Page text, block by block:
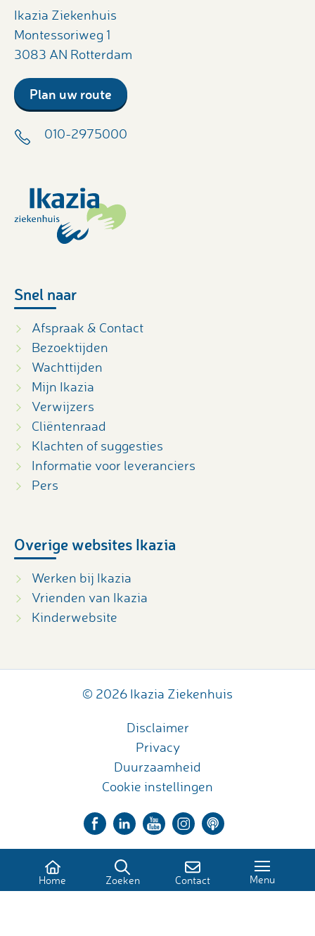
Ikazia Ziekenhuis
Montessoriweg 1
3083 AN Rotterdam
Plan uw route
010-2975000
Snel naar
Afspraak & Contact
Bezoektijden
Wachttijden
Mijn Ikazia
Verwijzers
Cliëntenraad
Klachten of suggesties
Informatie voor leveranciers
Pers
Overige websites Ikazia
Werken bij Ikazia
Vrienden van Ikazia
Kinderwebsite
© 2026 Ikazia Ziekenhuis
Disclaimer
Privacy
Duurzaamheid
Cookie instellingen
Home Zoeken Contact Menu